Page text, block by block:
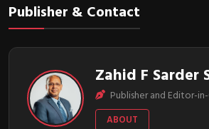
Publisher & Contact
Zahid F Sarder
Publisher and Editor-
ABOUT